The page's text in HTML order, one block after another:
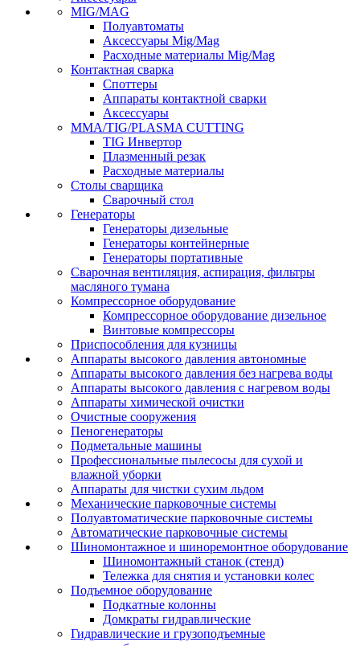
MIG/MAG
Полуавтоматы
Аксессуары Mig/Mag
Расходные материалы Mig/Mag
Контактная сварка
Споттеры
Аппараты контактной сварки
Аксессуары
MMA/TIG/PLASMA CUTTING
TIG Инвертор
Плазменный резак
Расходные материалы
Столы сварщика
Сварочный стол
Генераторы
Генераторы дизельные
Генераторы контейнерные
Генераторы портативные
Сварочная вентиляция, аспирация, фильтры
масляного тумана
Компрессорное оборудование
Компрессорное оборудование дизельное
Винтовые компрессоры
Приспособления для кузницы
Аппараты высокого давления автономные
Аппараты высокого давления без нагрева воды
Аппараты высокого давления с нагревом воды
Аппараты химической очистки
Очистные сооружения
Пеногенераторы
Подметальные машины
Профессиональные пылесосы для сухой и
влажной уборки
Аппараты для чистки сухим льдом
Механические парковочные системы
Полуавтоматические парковочные системы
Автоматические парковочные системы
Шиномонтажное и шиноремонтное оборудование
Шиномонтажный станок (стенд)
Тележка для снятия и установки колес
Подъемное оборудование
Подкатные колонны
Домкраты гидравлические
Гидравлические и грузоподъемные